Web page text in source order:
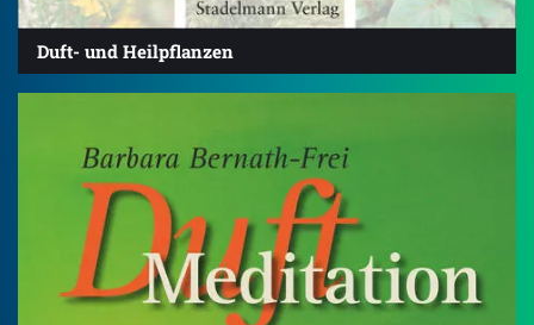
Duft- und Heilpflanzen